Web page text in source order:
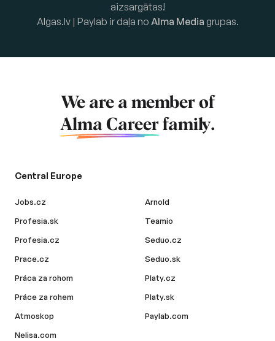
aizsargātas!
Algas.lv | Paylab ir daļa no Alma Media grupas.
We are a member of
Alma Career family.
Central Europe
Jobs.cz
Profesia.sk
Profesia.cz
Prace.cz
Práca za rohom
Práce za rohem
Atmoskop
Nelisa.com
Arnold
Teamio
Seduo.cz
Seduo.sk
Platy.cz
Platy.sk
Paylab.com